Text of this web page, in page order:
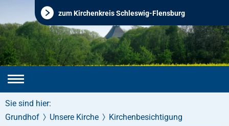
zum Kirchenkreis Schleswig-Flensburg
Sie sind hier:
Grundhof
Unsere Kirche Kirchenbesichtigung